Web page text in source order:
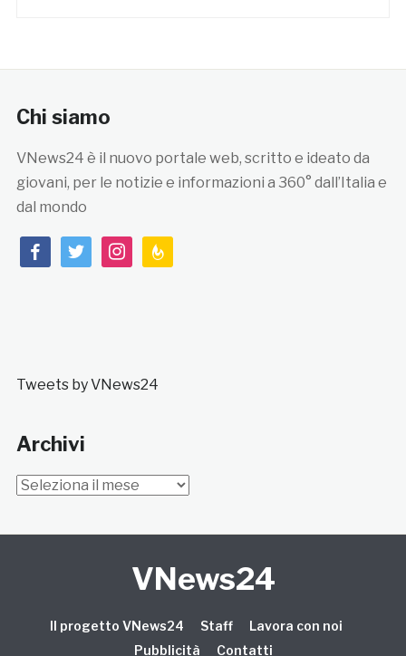
Chi siamo
VNews24 è il nuovo portale web, scritto e ideato da
giovani, per le notizie e informazioni a 360° dall’Italia e
dal mondo
facebooktwitterinstagramfeedburner
Tweets by VNews24
Archivi
Archivi
VNews24
Il progetto VNews24 Staff
Lavora con noi
Pubblicità
Contatti